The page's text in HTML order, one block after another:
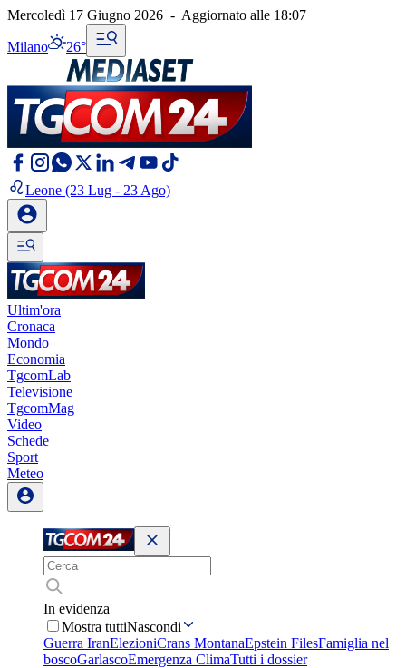
Mercoledì 17 Giugno 2026 - Aggiornato alle 18:07
Milano 26°
Leone (23 Lug - 23 Ago)
Ultim'ora
Cronaca
Mondo
Economia
TgcomLab
Televisione
TgcomMag
Video
Schede
Sport
Meteo
In evidenza
Mostra tuttiNascondi
Guerra IranElezioniCrans MontanaEpstein FilesFamiglia nel
boscoGarlascoEmergenza ClimaTutti i dossier